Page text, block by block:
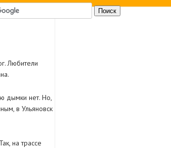
Любители
дымки нет. Но,
в Ульяновск
на трассе